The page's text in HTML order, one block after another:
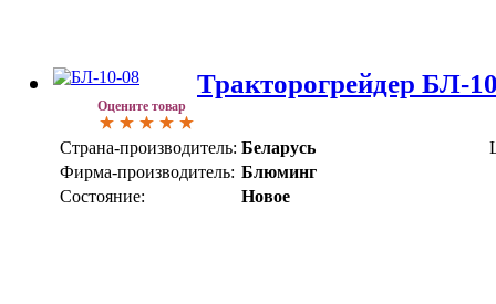
Оцените товар
Тракторогрейдер БЛ-
Страна-производитель: Беларусь
Фирма-производитель: Блюминг
Состояние:
Новое